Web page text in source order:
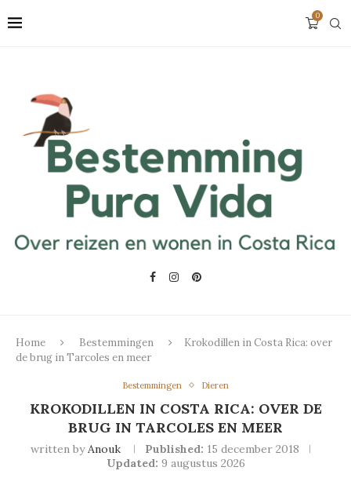
0
Home Bestemmingen
Krokodillen in Costa Rica: over
de brug in Tarcoles en meer
Bestemmingen Dieren
KROKODILLEN IN COSTA RICA: OVER DE
BRUG IN TARCOLES EN MEER
written byAnouk Published: 15 december 2018
Updated: 9 augustus 2026